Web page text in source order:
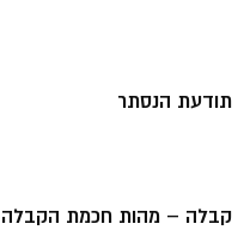
תודעת הנסתר
קבלה – מהות חכמת הקבלה